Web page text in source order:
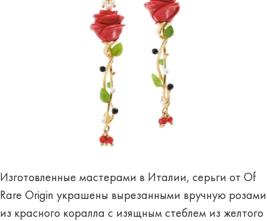
Изготовленные мастерами в Италии, серьги от Of
Rare Origin украшены вырезанными вручную розами
из красного коралла с изящным стеблем из желтого